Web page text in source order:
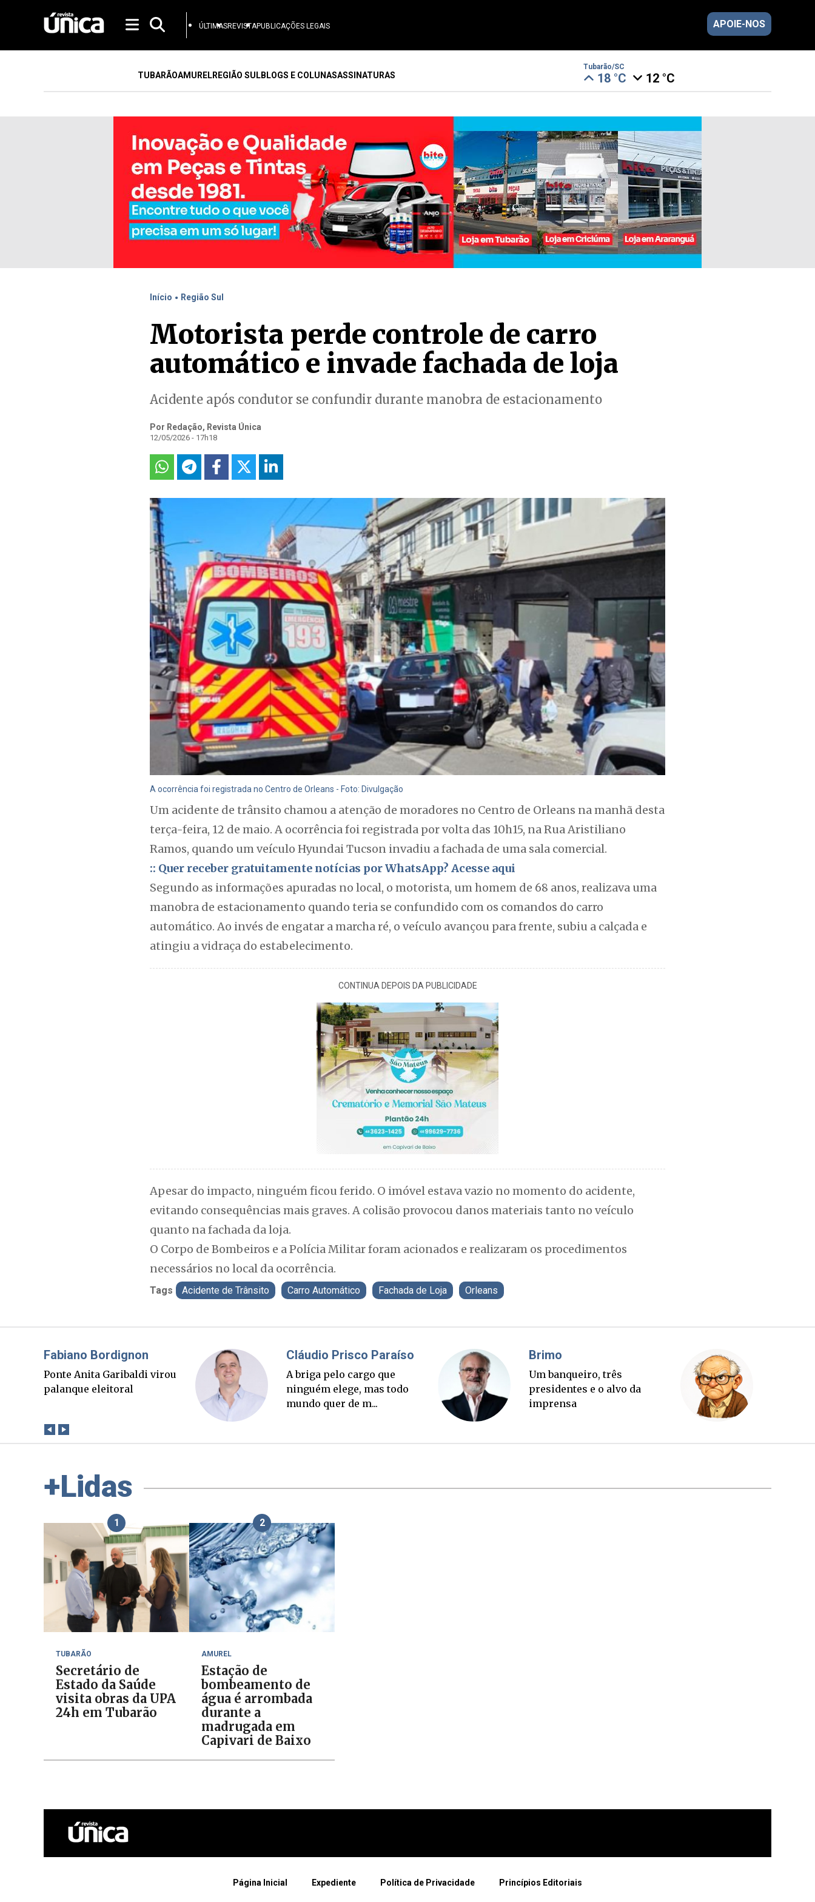
ÚLTIMASREVISTAPUBLICAÇÕES LEGAIS APOIE-NOS
TUBARÃOAMURELREGIÃO SULBLOGS E COLUNASASSINATURAS
Tubarão/SC
18 °C 12 °C
Início . Região Sul
Motorista perde controle de carro
automático e invade fachada de loja
Acidente após condutor se confundir durante manobra de estacionamento
Por Redação, Revista Única
12/05/2026 - 17h18
A ocorrência foi registrada no Centro de Orleans - Foto: Divulgação
Um acidente de trânsito chamou a atenção de moradores no Centro de Orleans na manhã desta
terça-feira, 12 de maio. A ocorrência foi registrada por volta das 10h15, na Rua Aristiliano
Ramos, quando um veículo Hyundai Tucson invadiu a fachada de uma sala comercial.
:: Quer receber gratuitamente notícias por WhatsApp? Acesse aqui
Segundo as informações apuradas no local, o motorista, um homem de 68 anos, realizava uma
manobra de estacionamento quando teria se confundido com os comandos do carro
automático. Ao invés de engatar a marcha ré, o veículo avançou para frente, subiu a calçada e
atingiu a vidraça do estabelecimento.
CONTINUA DEPOIS DA PUBLICIDADE
Apesar do impacto, ninguém ficou ferido. O imóvel estava vazio no momento do acidente,
evitando consequências mais graves. A colisão provocou danos materiais tanto no veículo
quanto na fachada da loja.
O Corpo de Bombeiros e a Polícia Militar foram acionados e realizaram os procedimentos
necessários no local da ocorrência.
Tags Acidente de Trânsito Carro Automático Fachada de Loja Orleans
Misael Elias
O Boato corre mais rápido
que a verdade. Mas quem
Fabiano Bordignon
Ponte Anita Garibaldi virou
palanque eleitoral
A briga pelo cargo que
ninguém elege, mas todo
mundo quer de m...
+Lidas
1
TUBARÃO
Secretário de
Estado da Saúde
visita obras da UPA
24h em Tubarão
2
AMUREL
Estação de
bombeamento de
água é arrombada
durante a
madrugada em
Capivari de Baixo
Página Inicial Expediente Política de Privacidade Princípios Editoriais